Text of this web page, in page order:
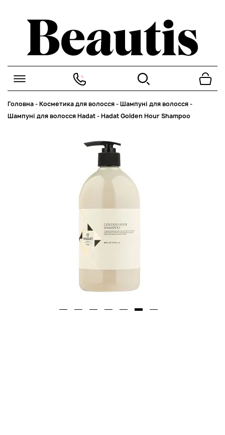
Головна-Косметика для волосся-Шампуні для волосся-
Шампуні для волосся Hadat-Hadat Golden Hour Shampoo